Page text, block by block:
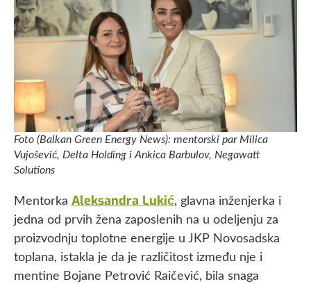
Foto (Balkan Green Energy News): mentorski par Milica
Vujošević, Delta Holding i Ankica Barbulov, Negawatt
Solutions
Mentorka Aleksandra Lukić, glavna inženjerka i
jedna od prvih žena zaposlenih na u odeljenju za
proizvodnju toplotne energije u JKP Novosadska
toplana, istakla je da je različitost između nje i
mentine Bojane Petrović Raičević, bila snaga